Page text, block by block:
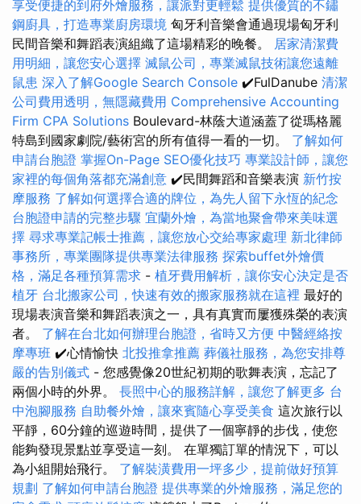
享受便捷的到府外燴服務，讓派對更輕鬆 提供優質的不鏽
鋼廚具，打造專業廚房環境 匈牙利音樂會通過現場匈牙利
民間音樂和舞蹈表演組織了這場精彩的晚餐。 居家清潔費
用明細，讓您安心選擇 滅鼠公司，專業滅鼠技術讓您遠離
鼠患 深入了解Google Search Console ✔️FulDanube 清潔
公司費用透明，無隱藏費用 Comprehensive Accounting
Firm CPA Solutions Boulevard-林蔭大道涵蓋了從瑪格麗
特島到國家劇院/藝術宮的所有值得一看的一切。 了解如何
申請台胞證 掌握On-Page SEO優化技巧 專業設計師，讓您
家裡的每個角落都充滿創意 ✔️民間舞蹈和音樂表演 新竹按
摩服務 了解如何選擇合適的牌位，為先人留下永恆的紀念
台胞證申請的完整步驟 宜蘭外燴，為當地聚會帶來美味選
擇 尋求專業記帳士推薦，讓您放心交給專家處理 新北律師
事務所，專業團隊提供專業法律服務 探索buffet外燴價
格，滿足各種預算需求 - 植牙費用解析，讓你安心決定是否
植牙 台北搬家公司，快速有效的搬家服務就在這裡 最好的
現場表演音樂和舞蹈表演之一，具有真實而屢獲殊榮的表演
者。 了解在台北如何辦理台胞證，省時又方便 中醫經絡按
摩專班 ✔️心情愉快 北投推拿推薦 葬儀社服務，為您安排尊
嚴的告別儀式 - 您感覺像20世紀初期的歌舞表演，忘記了
兩個小時的外界。 長照中心的服務詳解，讓您了解更多 台
中泡腳服務 自助餐外燴，讓來賓隨心享受美食 這次旅行以
平靜，60分鐘的巡遊時間，提供了一個寧靜的步伐，使您
能夠發現景點並享受這一刻。 在單獨訂單的情況下，可以
為小組開始飛行。 了解裝潢費用一坪多少，提前做好預算
規劃 了解如何申請台胞證 提供專業的外燴服務，滿足您的